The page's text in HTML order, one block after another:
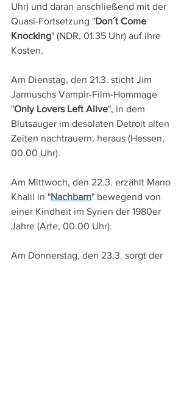
Uhr) und daran anschließend mit der
Quasi-Fortsetzung "Don´t Come
Knocking" (NDR, 01.35 Uhr) auf ihre
Kosten.
Am Dienstag, den 21.3. sticht Jim
Jarmuschs Vampir-Film-Hommage
"Only Lovers Left Alive", in dem
Blutsauger im desolaten Detroit alten
Zeiten nachtrauern, heraus (Hessen,
00.00 Uhr).
Am Mittwoch, den 22.3. erzählt Mano
Khalil in "Nachbarn" bewegend von
einer Kindheit im Syrien der 1980er
Jahre (Arte, 00.00 Uhr).
Am Donnerstag, den 23.3. sorgt der